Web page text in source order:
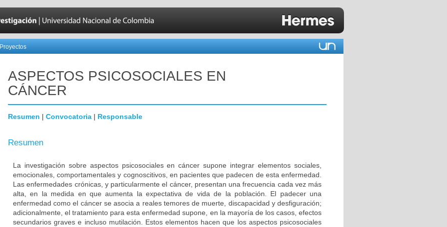
Proyectos
ASPECTOS PSICOSOCIALES EN
CÁNCER
Resumen | Convocatoria | Responsable
Resumen
La investigación sobre aspectos psicosociales en cáncer supone integrar elementos sociales,
emocionales, comportamentales y cognoscitivos, en pacientes que padecen de esta enfermedad.
Las enfermedades crónicas, y particularmente el cáncer, presentan una frecuencia cada vez más
alta, en la medida en que aumenta la expectativa de vida de la población. El padecer una
enfermedad como el cáncer se asocia a reales temores de muerte, discapacidad y desfiguración;
adicionalmente, el tratamiento para esta enfermedad supone, en la mayoría de los casos, efectos
secundarios graves e incluso mutilación. Estos elementos hacen que los aspectos psicosociales